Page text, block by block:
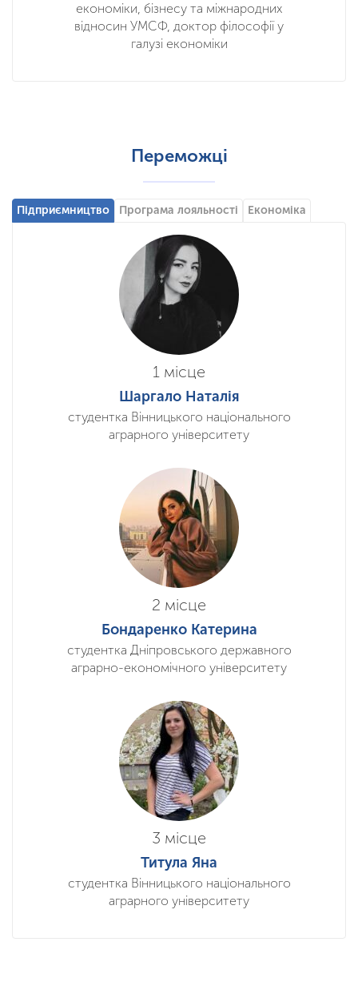
економіки, бізнесу та міжнародних
відносин УМСФ, доктор філософії у
галузі економіки
Переможці
Підприємництво Програма лояльності Економіка
1 місце
Шаргало Наталія
студентка Вінницького національного
аграрного університету
2 місце
Бондаренко Катерина
студентка Дніпровського державного
аграрно-економічного університету
3 місце
Титула Яна
студентка Вінницького національного
аграрного університету